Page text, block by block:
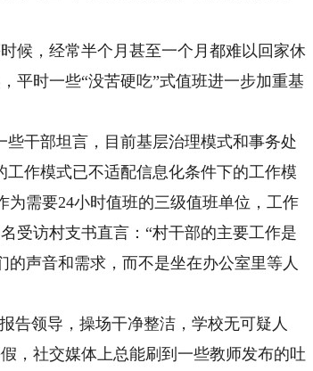
，经常半个月甚至一个月都难以回家休
平时一些“没苦硬吃”式值班进一步加重基
干部坦言，目前基层治理模式和事务处
作模式已不适配信息化条件下的工作模
需要24小时值班的三级值班单位，工作
受访村支书直言：“村干部的主要工作是
声音和需求，而不是坐在办公室里等人
领导，操场干净整洁，学校无可疑人
，社交媒体上总能刷到一些教师发布的吐